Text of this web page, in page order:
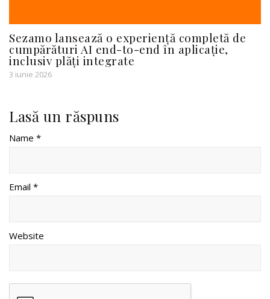
Sezamo lansează o experiență completă de
cumpărături AI end-to-end în aplicație,
inclusiv plăți integrate
3 iunie 2026
Lasă un răspuns
Name *
Email *
Website